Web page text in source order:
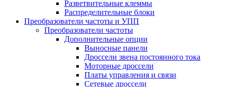
Разветвительные клеммы
Распределительные блоки
Преобразователи частоты и УПП
Преобразователи частоты
Дополнительные опции
Выносные панели
Дроссели звена постоянного тока
Моторные дроссели
Платы управления и связи
Сетевые дроссели